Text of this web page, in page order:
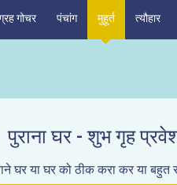
गोचर पंचांग मुहूर्त त्यौहार
पुराना घर - शुभ गृह
घर या घर को ठीक करा कर या